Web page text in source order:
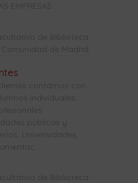
EMPRESAS ...
de Biblioteca
Comunidad de Madrid
contamos con:
individuales:
públicas y
Universidades,
de Biblioteca